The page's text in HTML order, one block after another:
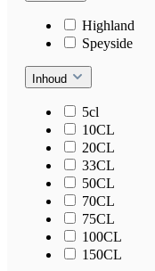
Highland
Speyside
Inhoud
5cl
10CL
20CL
33CL
50CL
70CL
75CL
100CL
150CL